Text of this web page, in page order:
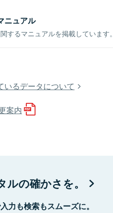
ニュアル
するマニュアルを掲載しています。
いるデータについて
案内
の確かさを。
力も検索もスムーズに。